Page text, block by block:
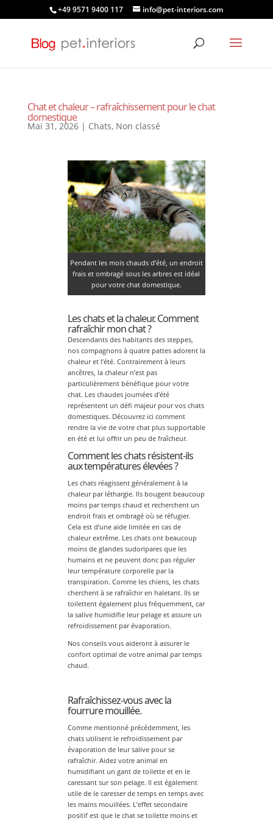
+49 9571 9400 117 info@pet-interiors.com
Chat et chaleur – rafraîchissement pour le chat
domestique
Mai 31, 2026| Chats, Non classé
Pendant les mois chauds d’été, un endroit
frais et ombragé sous les arbres est idéal
pour votre chat domestique.
Les chats et la chaleur. Comment
rafraîchir mon chat ?
Descendants des habitants des steppes,
nos compagnons à quatre pattes adorent la
chaleur et l’été. Contrairement à leurs
ancêtres, la chaleur n’est pas
particulièrement bénéfique pour votre
chat. Les chaudes journées d’été
représentent un défi majeur pour vos chats
domestiques. Découvrez ici comment
rendre la vie de votre chat plus supportable
en été et lui offrir un peu de fraîcheur.
Comment les chats résistent-ils
aux températures élevées ?
Les chats réagissent généralement à la
chaleur par léthargie. Ils bougent beaucoup
moins par temps chaud et recherchent un
endroit frais et ombragé où se réfugier.
Cela est d’une aide limitée en cas de
chaleur extrême. Les chats ont beaucoup
moins de glandes sudoripares que les
humains et ne peuvent donc pas réguler
leur température corporelle par la
transpiration. Comme les chiens, les chats
cherchent à se rafraîchir en haletant. Ils se
toilettent également plus fréquemment, car
la salive humidifie leur pelage et assure un
refroidissement par évaporation.
Nos conseils vous aideront à assurer le
confort optimal de votre animal par temps
chaud.
Rafraîchissez-vous avec la
fourrure mouillée.
Comme mentionné précédemment, les
chats utilisent le refroidissement par
évaporation de leur salive pour se
rafraîchir. Aidez votre animal en
humidifiant un gant de toilette et en le
caressant sur son pelage. Il est également
utile de le caresser de temps en temps avec
les mains mouillées. L’effet secondaire
positif est que le chat se toilette moins et